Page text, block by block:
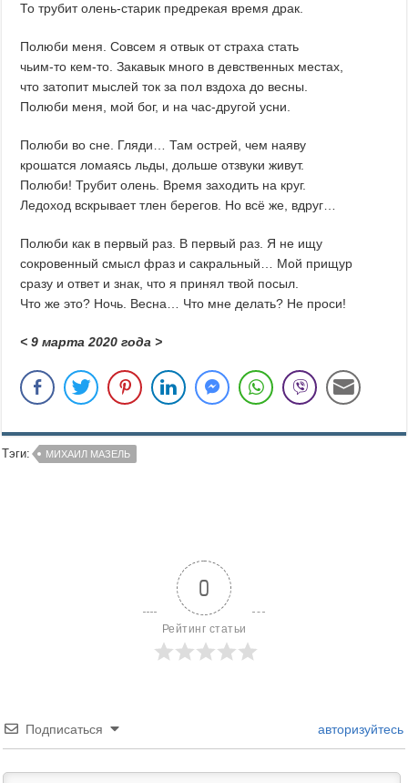
То трубит олень-старик предрекая время драк.
Полюби меня. Совсем я отвык от страха стать
чьим-то кем-то. Закавык много в девственных местах,
что затопит мыслей ток за пол вздоха до весны.
Полюби меня, мой бог, и на час-другой усни.
Полюби во сне. Гляди… Там острей, чем наяву
крошатся ломаясь льды, дольше отзвуки живут.
Полюби! Трубит олень. Время заходить на круг.
Ледоход вскрывает тлен берегов. Но всё же, вдруг…
Полюби как в первый раз. В первый раз. Я не ищу
сокровенный смысл фраз и сакральный… Мой прищур
сразу и ответ и знак, что я принял твой посыл.
Что же это? Ночь. Весна… Что мне делать? Не проси!
< 9 марта 2020 года >
Тэги: МИХАИЛ МАЗЕЛЬ
0
Рейтинг статьи
Подписаться авторизуйтесь